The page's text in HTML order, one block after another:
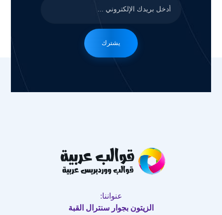
يشترك
عنواننا:
الزيتون بجوار سنترال القبة